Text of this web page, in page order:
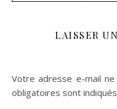
LAISSER
Votre adresse e-mail
obligatoires sont